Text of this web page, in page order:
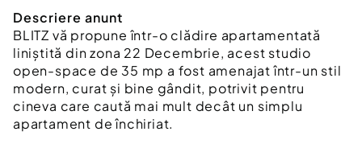
Descriere anunt
BLITZ vă propune într-o clădire apartamentată
liniștită din zona 22 Decembrie, acest studio
open-space de 35 mp a fost amenajat într-un stil
modern, curat și bine gândit, potrivit pentru
cineva care caută mai mult decât un simplu
apartament de închiriat.